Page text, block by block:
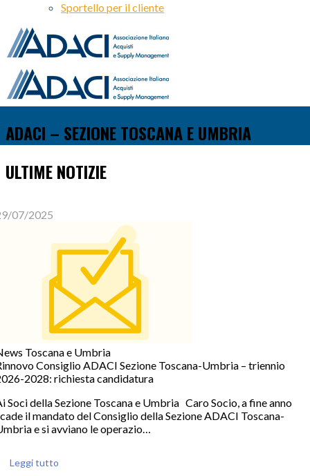
Sportello per il cliente
ADACI – SEZIONE TOSCANA E UMBRIA
ULTIME NOTIZIE
07/2025
Toscana e Umbria
Consiglio ADACI Sezione Toscana-Umbria – triennio
2028: richiesta candidatura
Soci della Sezione Toscana e Umbria Caro Socio, a fine anno
il mandato del Consiglio della Sezione ADACI Toscana-
e si avviano le operazio…
Leggi tutto